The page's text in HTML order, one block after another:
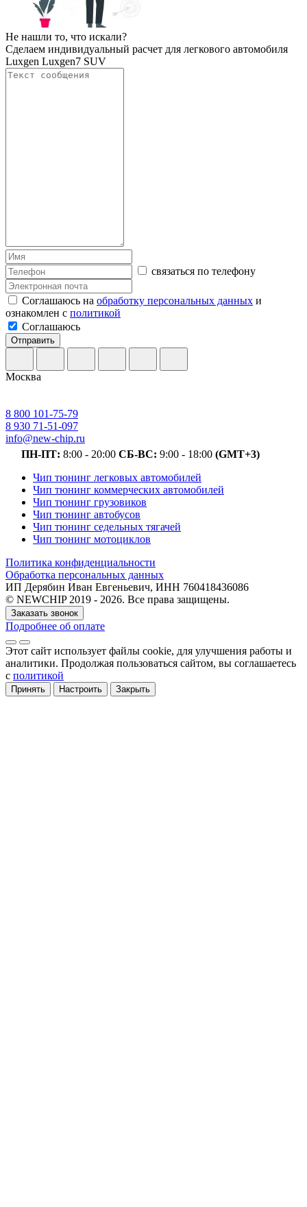
Не нашли то, что искали?
Сделаем индивидуальный расчет для легкового автомобиля
Luxgen Luxgen7 SUV
связаться по телефону
Соглашаюсь на обработку персональных данных и
ознакомлен с политикой
Соглашаюсь
Отправить
Москва
8 800 101-75-79
8 930 71-51-097
info@new-chip.ru
ПН-ПТ: 8:00 - 20:00 СБ-ВС: 9:00 - 18:00 (GMT+3)
Чип тюнинг легковых автомобилей
Чип тюнинг коммерческих автомобилей
Чип тюнинг грузовиков
Чип тюнинг автобусов
Чип тюнинг седельных тягачей
Чип тюнинг мотоциклов
Политика конфиденциальности
Обработка персональных данных
ИП Дерябин Иван Евгеньевич, ИНН 760418436086
© NEWCHIP 2019 - 2026. Все права защищены.
Заказать звонок
Подробнее об оплате
Этот сайт использует файлы cookie, для улучшения работы и
аналитики. Продолжая пользоваться сайтом, вы соглашаетесь
с политикой
Принять Настроить Закрыть